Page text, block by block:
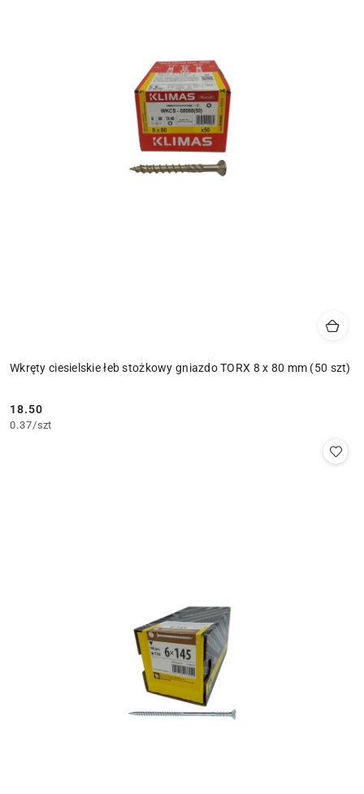
Wkręty ciesielskie łeb stożkowy gniazdo TORX 8 x 80 mm (50 szt)
Cena:
18.50
0.37/szt